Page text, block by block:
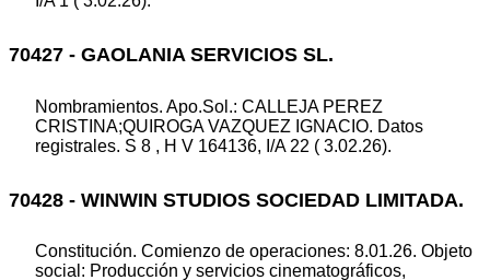
70427 - GAOLANIA SERVICIOS SL.
Nombramientos. Apo.Sol.: CALLEJA PEREZ
CRISTINA;QUIROGA VAZQUEZ IGNACIO. Datos
registrales. S 8 , H V 164136, I/A 22 ( 3.02.26).
70428 - WINWIN STUDIOS SOCIEDAD LIMITADA.
Constitución. Comienzo de operaciones: 8.01.26. Objeto
social: Producción y servicios cinematográficos,